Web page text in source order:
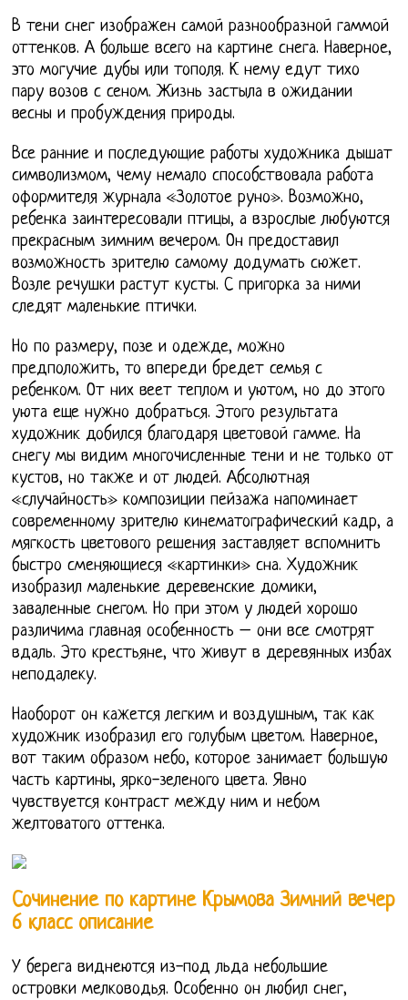
В тени снег изображен самой разнообразной гаммой
оттенков. А больше всего на картине снега. Наверное,
это могучие дубы или тополя. К нему едут тихо
пару возов с сеном. Жизнь застыла в ожидании
весны и пробуждения природы.
Все ранние и последующие работы художника дышат
символизмом, чему немало способствовала работа
оформителя журнала «Золотое руно». Возможно,
ребенка заинтересовали птицы, а взрослые любуются
прекрасным зимним вечером. Он предоставил
возможность зрителю самому додумать сюжет.
Возле речушки растут кусты. С пригорка за ними
следят маленькие птички.
Но по размеру, позе и одежде, можно
предположить, то впереди бредет семья с
ребенком. От них веет теплом и уютом, но до этого
уюта еще нужно добраться. Этого результата
художник добился благодаря цветовой гамме. На
снегу мы видим многочисленные тени и не только от
кустов, но также и от людей. Абсолютная
«случайность» композиции пейзажа напоминает
современному зрителю кинематографический кадр, а
мягкость цветового решения заставляет вспомнить
быстро сменяющиеся «картинки» сна. Художник
изобразил маленькие деревенские домики,
заваленные снегом. Но при этом у людей хорошо
различима главная особенность – они все смотрят
вдаль. Это крестьяне, что живут в деревянных избах
неподалеку.
Наоборот он кажется легким и воздушным, так как
художник изобразил его голубым цветом. Наверное,
вот таким образом небо, которое занимает большую
часть картины, ярко-зеленого цвета. Явно
чувствуется контраст между ним и небом
желтоватого оттенка.
Сочинение по картине Крымова Зимний вечер
6 класс описание
У берега виднеются из-под льда небольшие
островки мелководья. Особенно он любил снег,